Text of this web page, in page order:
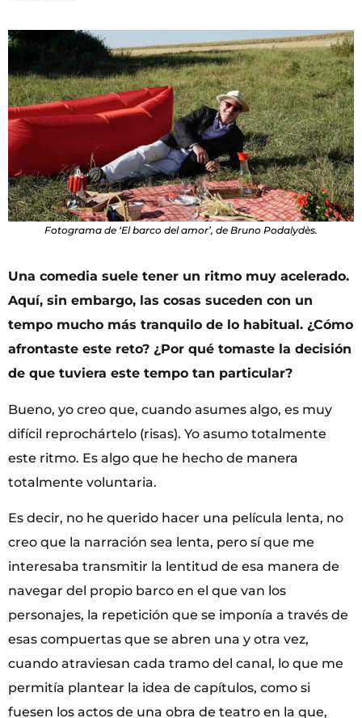
Fotograma de ‘El barco del amor’, de Bruno Podalydès.
Una comedia suele tener un ritmo muy acelerado.
Aquí, sin embargo, las cosas suceden con un
tempo mucho más tranquilo de lo habitual. ¿Cómo
afrontaste este reto? ¿Por qué tomaste la decisión
de que tuviera este tempo tan particular?
Bueno, yo creo que, cuando asumes algo, es muy
difícil reprochártelo (risas). Yo asumo totalmente
este ritmo. Es algo que he hecho de manera
totalmente voluntaria.
Es decir, no he querido hacer una película lenta, no
creo que la narración sea lenta, pero sí que me
interesaba transmitir la lentitud de esa manera de
navegar del propio barco en el que van los
personajes, la repetición que se imponía a través de
esas compuertas que se abren una y otra vez,
cuando atraviesan cada tramo del canal, lo que me
permitía plantear la idea de capítulos, como si
fuesen los actos de una obra de teatro en la que,